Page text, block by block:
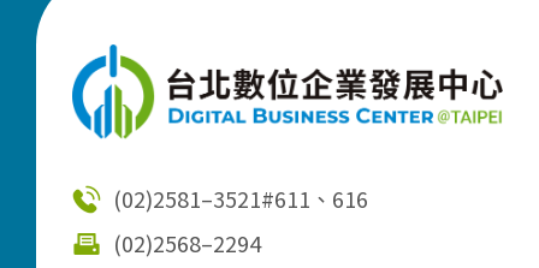
(02)2581–3521#611、616
(02)2568–2294